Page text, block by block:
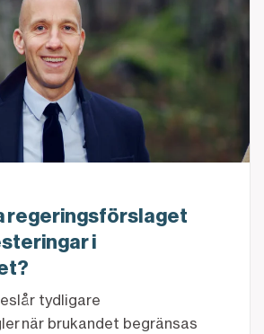
regeringsförslaget
i
tydligare
när brukandet begränsas